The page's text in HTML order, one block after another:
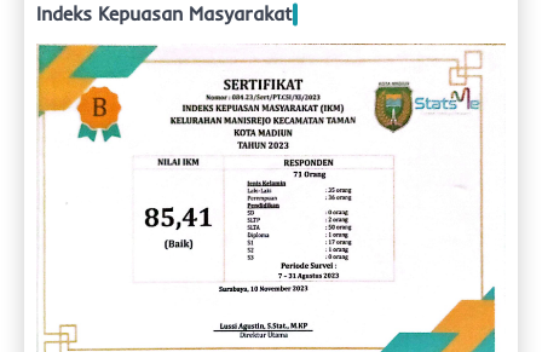
Indeks Kepuasan Masyarakat